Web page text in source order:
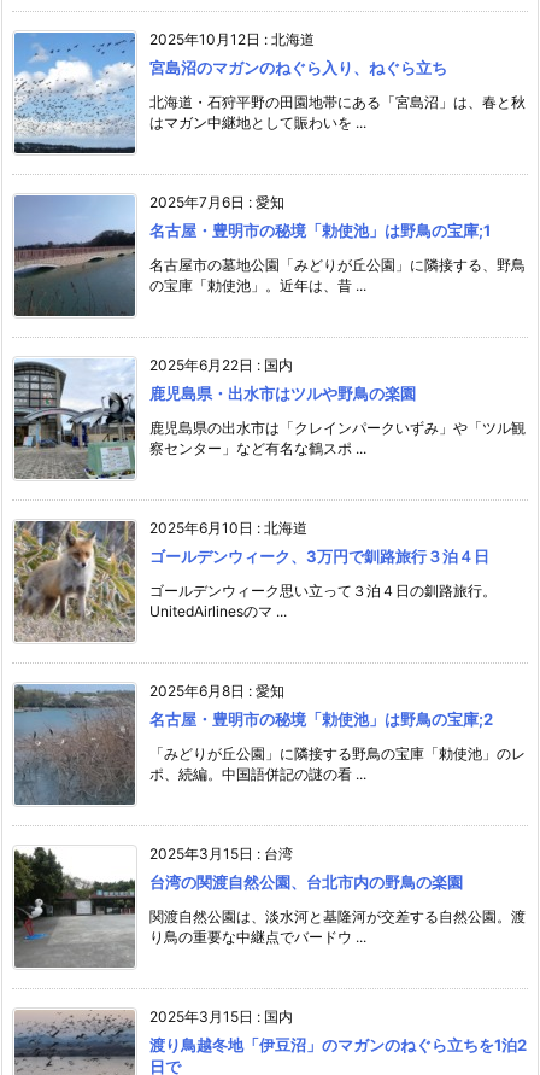
2025年10月12日 : 北海道
宮島沼のマガンのねぐら入り、ねぐら立ち
北海道・石狩平野の田園地帯にある「宮島沼」は、春と秋
はマガン中継地として賑わいを ...
2025年7月6日 : 愛知
名古屋・豊明市の秘境「勅使池」は野鳥の宝庫;1
名古屋市の墓地公園「みどりが丘公園」に隣接する、野鳥
の宝庫「勅使池」。近年は、昔 ...
2025年6月22日 : 国内
鹿児島県・出水市はツルや野鳥の楽園
鹿児島県の出水市は「クレインパークいずみ」や「ツル観
察センター」など有名な鶴スポ ...
2025年6月10日 : 北海道
ゴールデンウィーク、3万円で釧路旅行３泊４日
ゴールデンウィーク思い立って３泊４日の釧路旅行。
UnitedAirlinesのマ ...
2025年6月8日 : 愛知
名古屋・豊明市の秘境「勅使池」は野鳥の宝庫;2
「みどりが丘公園」に隣接する野鳥の宝庫「勅使池」のレ
ポ、続編。中国語併記の謎の看 ...
2025年3月15日 : 台湾
台湾の関渡自然公園、台北市内の野鳥の楽園
関渡自然公園は、淡水河と基隆河が交差する自然公園。渡
り鳥の重要な中継点でバードウ ...
2025年3月15日 : 国内
渡り鳥越冬地「伊豆沼」のマガンのねぐら立ちを1泊2
日で